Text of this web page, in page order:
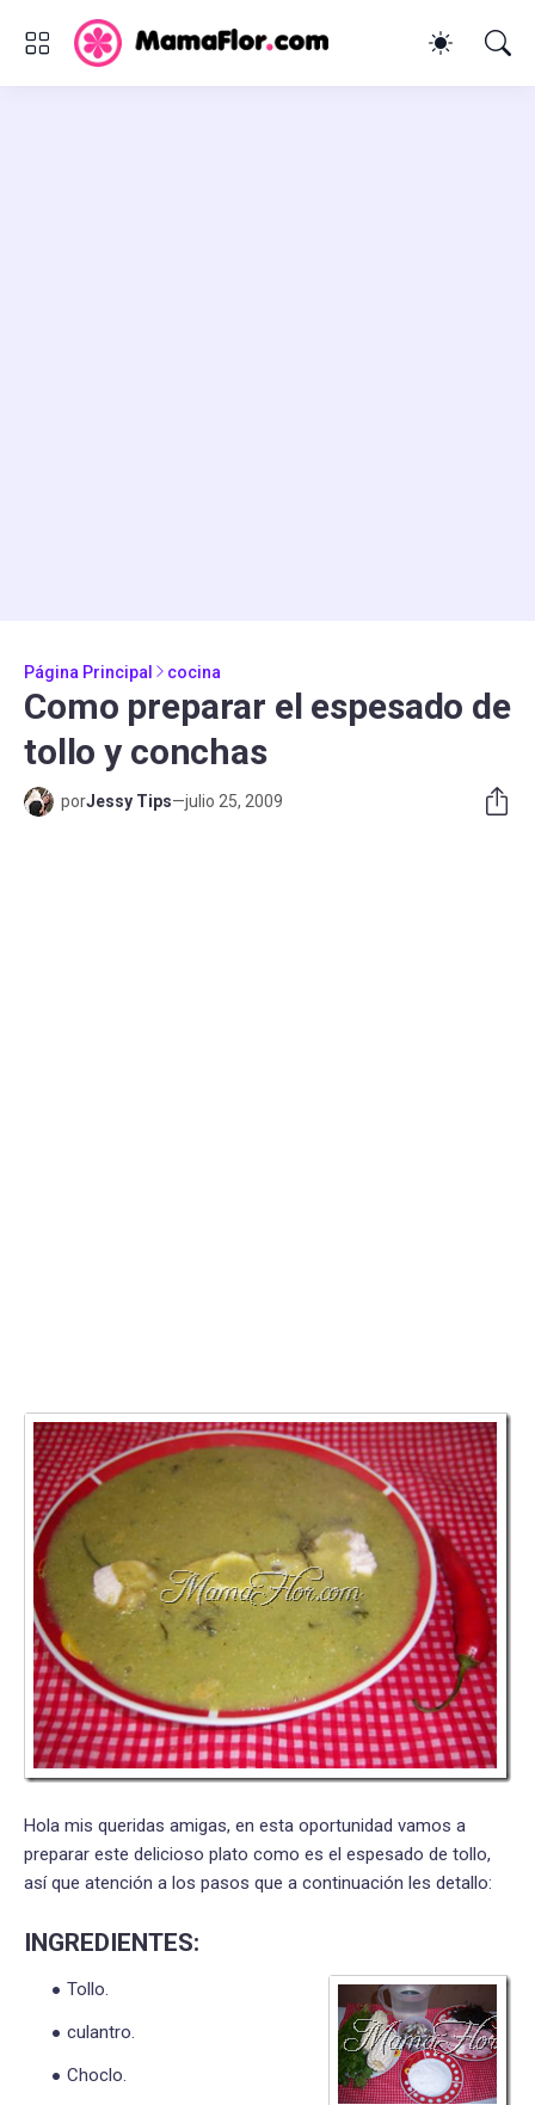
Página Principal cocina
Como preparar el espesado de
tollo y conchas
porJessy Tips—julio 25, 2009
Hola mis queridas amigas, en esta oportunidad vamos a
preparar este delicioso plato como es el espesado de tollo,
así que atención a los pasos que a continuación les detallo:
INGREDIENTES:
Tollo.
culantro.
Choclo.